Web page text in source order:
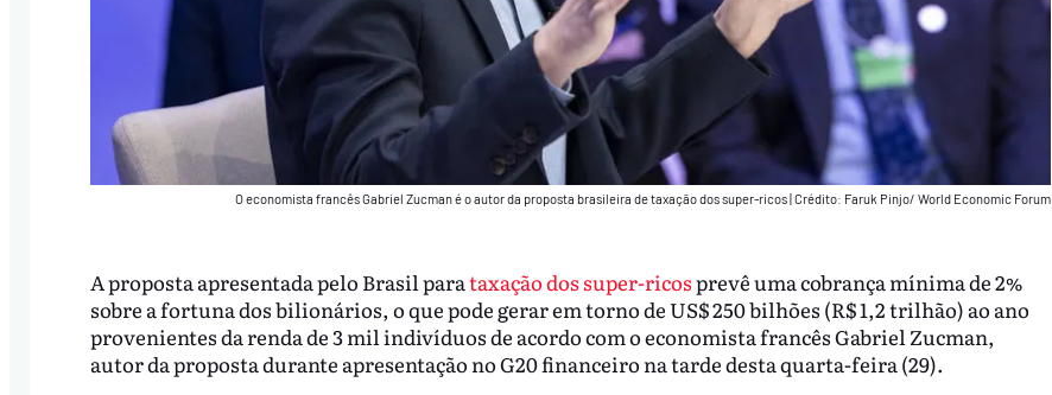
O economista francês Gabriel Zucman é o autor da proposta brasileira de taxação dos super-ricos|Crédito: Faruk Pinjo/ World Economic Forum
A proposta apresentada pelo Brasil parataxação dos super-ricosprevê uma cobrança mínima de 2%
sobre a fortuna dos bilionários, o que pode gerar em torno de US$ 250 bilhões (R$ 1,2 trilhão) ao ano
provenientes da renda de 3 mil indivíduos de acordo com o economista francês Gabriel Zucman,
autor da proposta durante apresentação no G20 financeiro na tarde desta quarta-feira (29).